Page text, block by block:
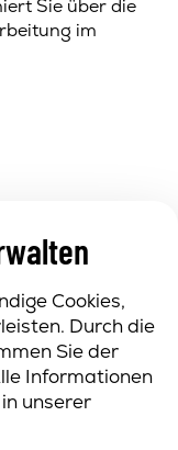
Cookies,
Durch die
Sie der
Informationen
unserer
Sie über die
im